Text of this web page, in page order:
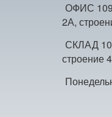
ОФИС
2А,
СКЛАД
строение 4